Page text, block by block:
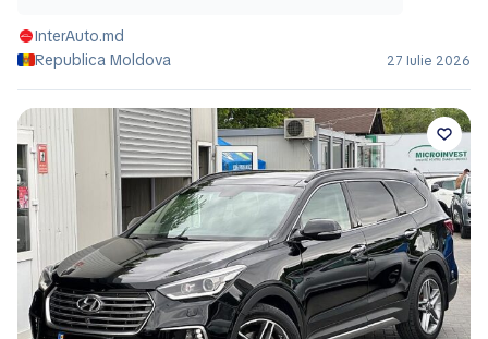
InterAuto.md
Republica Moldova
27 Iulie 2026